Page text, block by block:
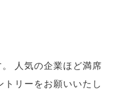
。
人気の企業ほど満席
トリーをお願いいたし